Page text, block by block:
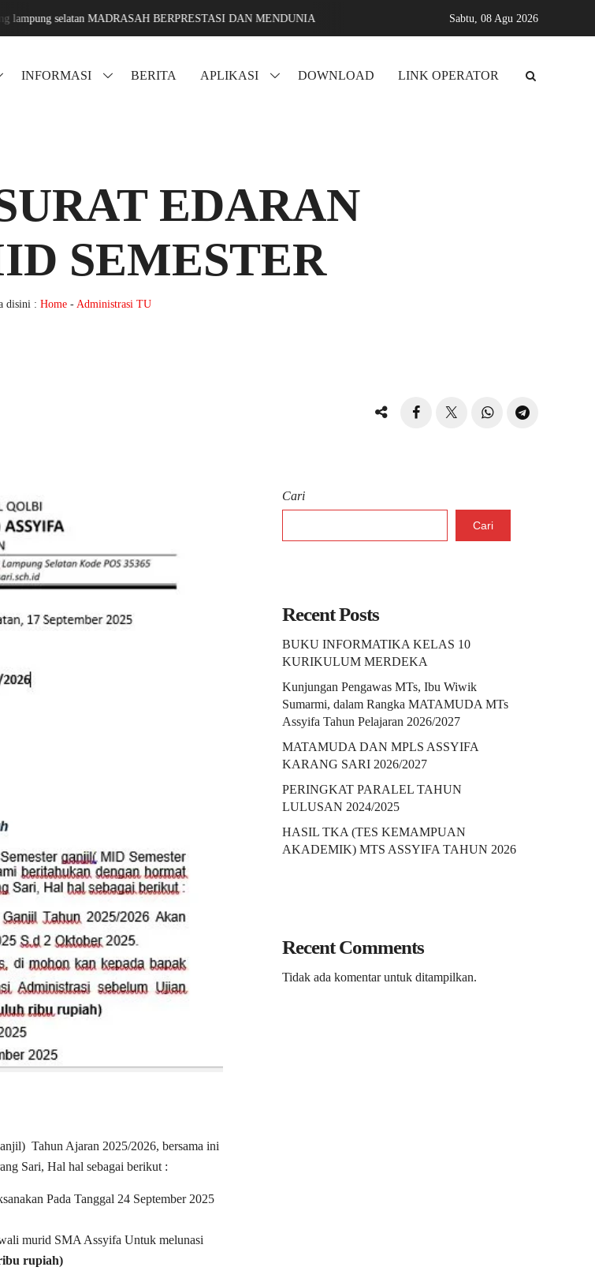
selatan MADRASAH BERPRESTASI DAN MENDUNIA Assyifa karang sari jati agung lampung selatan MADRASAH
Sabtu, 08 Agu 2026
INFORMASI BERITA APLIKASI DOWNLOAD LINK OPERATOR
EDARAN
SEMESTER
disini : Home - Administrasi TU
Tahun Ajaran 2025/2026, bersama ini
Sari, Hal hal sebagai berikut :
Pada Tanggal 24 September 2025
murid SMA Assyifa Untuk melunasi
rupiah)
Cari
Cari
Recent Posts
BUKU INFORMATIKA KELAS 10
KURIKULUM MERDEKA
Kunjungan Pengawas MTs, Ibu Wiwik
Sumarmi, dalam Rangka MATAMUDA MTs
Assyifa Tahun Pelajaran 2026/2027
MATAMUDA DAN MPLS ASSYIFA
KARANG SARI 2026/2027
PERINGKAT PARALEL TAHUN
LULUSAN 2024/2025
HASIL TKA (TES KEMAMPUAN
AKADEMIK) MTS ASSYIFA TAHUN 2026
Recent Comments
Tidak ada komentar untuk ditampilkan.